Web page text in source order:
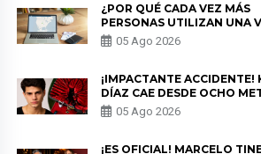
¿POR QUÉ CADA VEZ MÁS
PERSONAS UTILIZAN UNA
PARA PROTEGER SU
PRIVACIDAD?
05 Ago 2026
¡IMPACTANTE ACCIDENTE!
DÍAZ CAE DESDE OCHO
EN “ESTO ES GUERRA” Y
PREOCUPACIÓN
05 Ago 2026
¡ES OFICIAL! MARCELO